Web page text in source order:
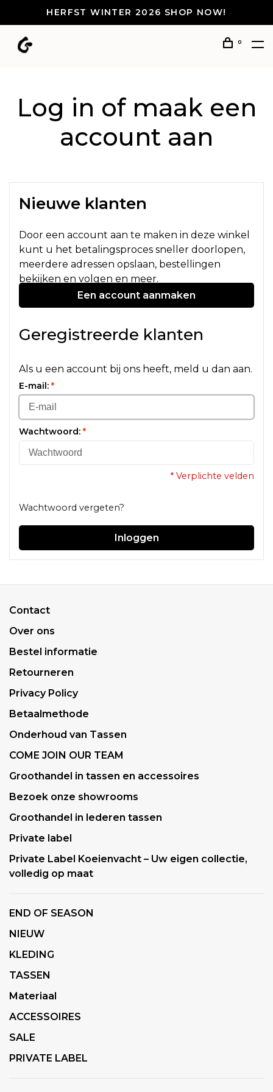
HERFST WINTER 2026 SHOP NOW!
0
Log in of maak een
account aan
Nieuwe klanten
Door een account aan te maken in deze winkel
kunt u het betalingsproces sneller doorlopen,
meerdere adressen opslaan, bestellingen
bekijken en volgen en meer.
Een account aanmaken
Geregistreerde klanten
Als u een account bij ons heeft, meld u dan aan.
E-mail: *
Wachtwoord: *
* Verplichte velden
Wachtwoord vergeten?
Inloggen
Contact
Over ons
Bestel informatie
Retourneren
Privacy Policy
Betaalmethode
Onderhoud van Tassen
COME JOIN OUR TEAM
Groothandel in tassen en accessoires
Bezoek onze showrooms
Groothandel in lederen tassen
Private label
Private Label Koeienvacht – Uw eigen collectie,
volledig op maat
END OF SEASON
NIEUW
KLEDING
TASSEN
Materiaal
ACCESSOIRES
SALE
PRIVATE LABEL